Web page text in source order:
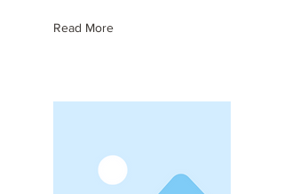
Read More